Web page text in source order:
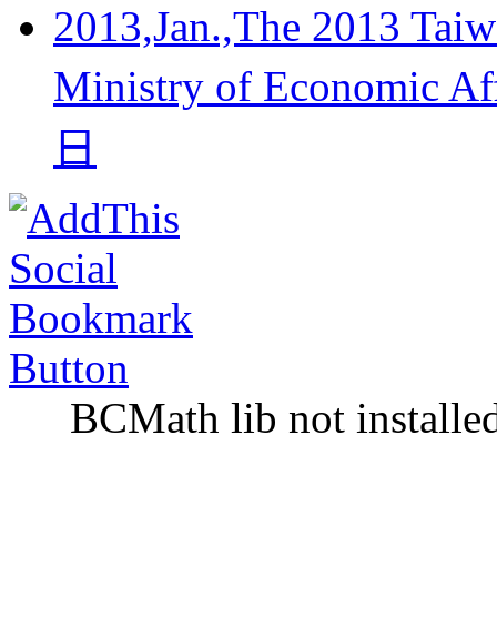
2013,Jan.,The 2013
Ministry of Economic
日
BCMath lib not